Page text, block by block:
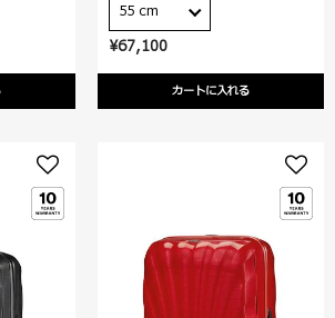
¥67,100
カートに入れる
55 cm